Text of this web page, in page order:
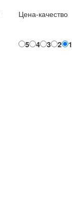
Цена-качество
5 4 3 2 1